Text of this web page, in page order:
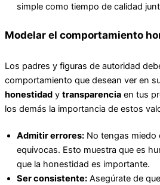
simple como tiempo de calidad
Modelar el comportamiento
Los padres y figuras de autoridad
comportamiento que desean ver en
honestidad y transparencia en tus
los demás la importancia de estos
Admitir errores: No tengas miedo
equivocas. Esto muestra que es
que la honestidad es importante.
Ser consistente: Asegúrate de